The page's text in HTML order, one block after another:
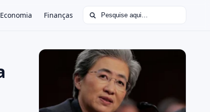
Economia Finanças Buscar por: